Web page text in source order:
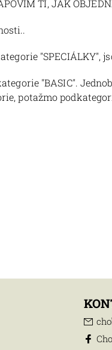
TI, JAK
"BASIC".
potažmo